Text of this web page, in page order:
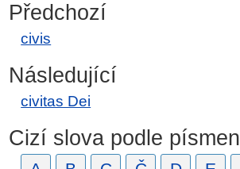
Předchozí
civis
Následující
civitas Dei
Cizí slova podle písmen